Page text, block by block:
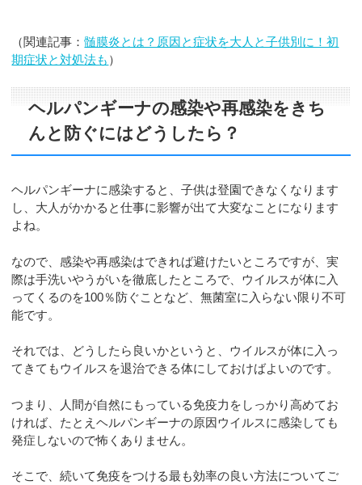
（関連記事：髄膜炎とは？原因と症状を大人と子供別に！初
期症状と対処法も ）
ヘルパンギーナの感染や再感染をきち
んと防ぐにはどうしたら？
ヘルパンギーナに感染すると、子供は登園できなくなります
し、大人がかかると仕事に影響が出て大変なことになります
よね。
なので、感染や再感染はできれば避けたいところですが、実
際は手洗いやうがいを徹底したところで、ウイルスが体に入
ってくるのを100％防ぐことなど、無菌室に入らない限り不可
能です。
それでは、どうしたら良いかというと、ウイルスが体に入っ
てきてもウイルスを退治できる体にしておけばよいのです。
つまり、人間が自然にもっている免疫力をしっかり高めてお
ければ、たとえヘルパンギーナの原因ウイルスに感染しても
発症しないので怖くありません。
そこで、続いて免疫をつける最も効率の良い方法についてご